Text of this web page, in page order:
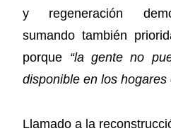
y regeneración
sumando también
porque “la gente no
disponible en los hogares
Llamado a la